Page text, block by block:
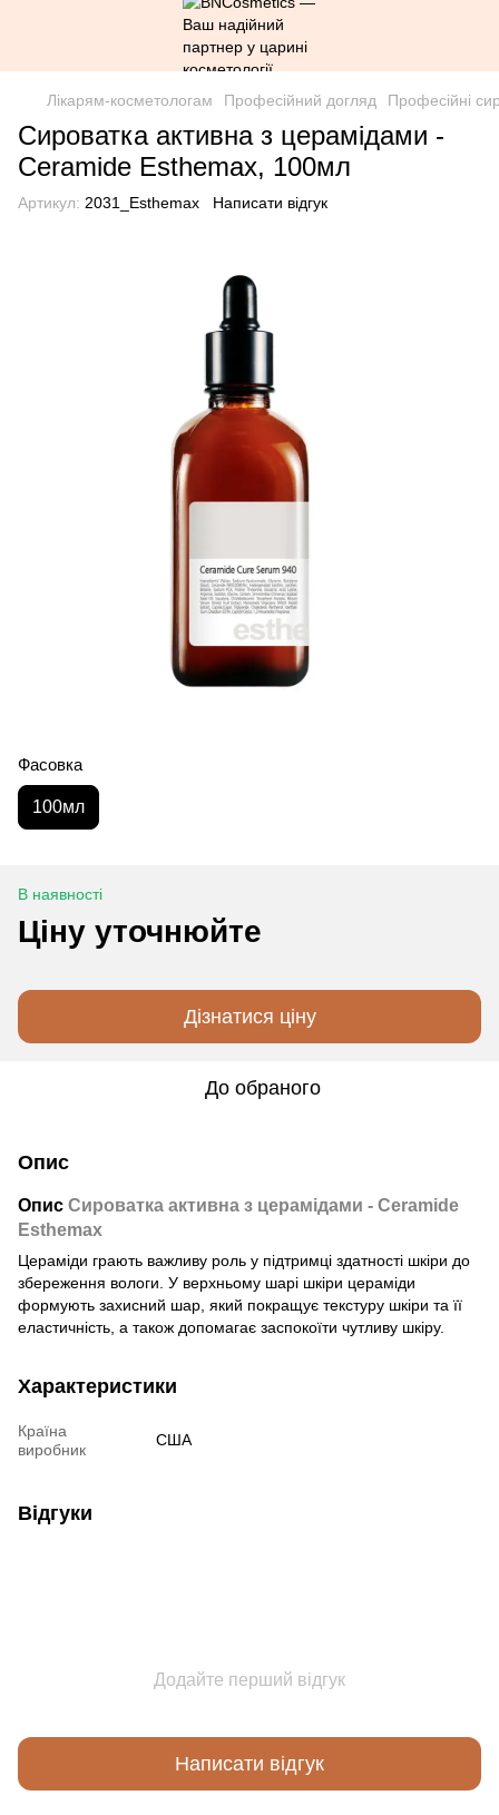
Лікарям-косметологам Професійний догляд Професійні
Сироватка активна з церамідами -
Ceramide Esthemax, 100мл
Артикул: 2031_Esthemax Написати відгук
Фасовка
100мл
В наявності
Ціну уточнюйте
Дізнатися ціну
До обраного
Опис
Опис Сироватка активна з церамідами - Ceramide
Esthemax
Цераміди грають важливу роль у підтримці здатності шкіри до
збереження вологи. У верхньому шарі шкіри цераміди
формують захисний шар, який покращує текстуру шкіри та її
еластичність, а також допомагає заспокоїти чутливу шкіру.
Характеристики
Країна
виробник
США
Відгуки
Додайте перший відгук
Написати відгук